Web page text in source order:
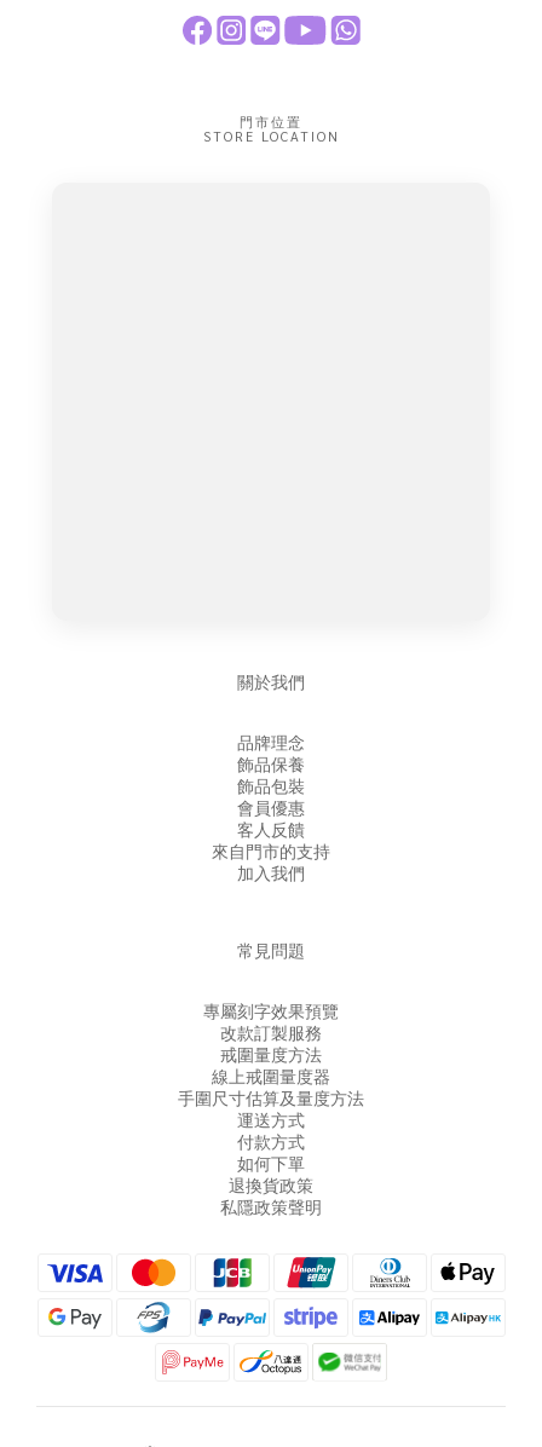
門市位置
STORE LOCATION
關於我們
品牌理念
飾品保養
飾品包裝
會員優惠
客人反饋
來自門市的支持
加入我們
常見問題
專屬刻字效果預覽
改款訂製服務
戒圍量度方法
線上戒圍量度器
手圍尺寸估算及量度方法
運送方式
付款方式
如何下單
退換貨政策
私隱政策聲明